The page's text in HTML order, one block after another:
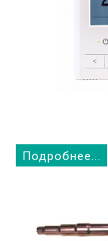
Подробнее...